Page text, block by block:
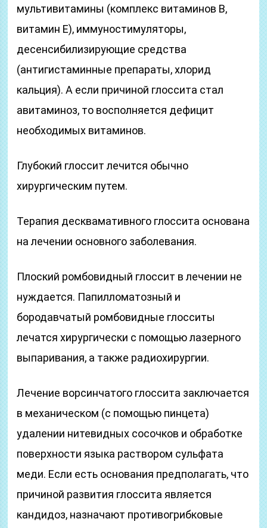
мультивитамины (комплекс витаминов В,
витамин Е), иммуностимуляторы,
десенсибилизирующие средства
(антигистаминные препараты, хлорид
кальция). А если причиной глоссита стал
авитаминоз, то восполняется дефицит
необходимых витаминов.
Глубокий глоссит лечится обычно
хирургическим путем.
Терапия десквамативного глоссита основана
на лечении основного заболевания.
Плоский ромбовидный глоссит в лечении не
нуждается. Папилломатозный и
бородавчатый ромбовидные глосситы
лечатся хирургически с помощью лазерного
выпаривания, а также радиохирургии.
Лечение ворсинчатого глоссита заключается
в механическом (с помощью пинцета)
удалении нитевидных сосочков и обработке
поверхности языка раствором сульфата
меди. Если есть основания предполагать, что
причиной развития глоссита является
кандидоз, назначают противогрибковые